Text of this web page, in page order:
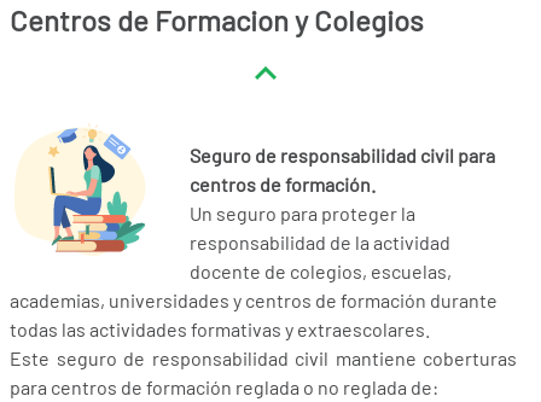
Centros de Formacion y Colegios
Seguro de responsabilidad civil para
centros de formación.
Un seguro para proteger la
responsabilidad de la actividad
docente de colegios, escuelas,
academias, universidades y centros de formación durante
todas las actividades formativas y extraescolares.
Este seguro de responsabilidad civil mantiene coberturas
para centros de formación reglada o no reglada de: